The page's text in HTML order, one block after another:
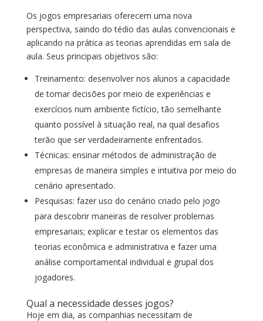
Os jogos empresariais oferecem uma nova
perspectiva, saindo do tédio das aulas convencionais e
aplicando na prática as teorias aprendidas em sala de
aula. Seus principais objetivos são:
Treinamento: desenvolver nos alunos a capacidade
de tomar decisões por meio de experiências e
exercícios num ambiente fictício, tão semelhante
quanto possível à situação real, na qual desafios
terão que ser verdadeiramente enfrentados.
Técnicas: ensinar métodos de administração de
empresas de maneira simples e intuitiva por meio do
cenário apresentado.
Pesquisas: fazer uso do cenário criado pelo jogo
para descobrir maneiras de resolver problemas
empresariais; explicar e testar os elementos das
teorias econômica e administrativa e fazer uma
análise comportamental individual e grupal dos
jogadores.
Qual a necessidade desses jogos?
Hoje em dia, as companhias necessitam de